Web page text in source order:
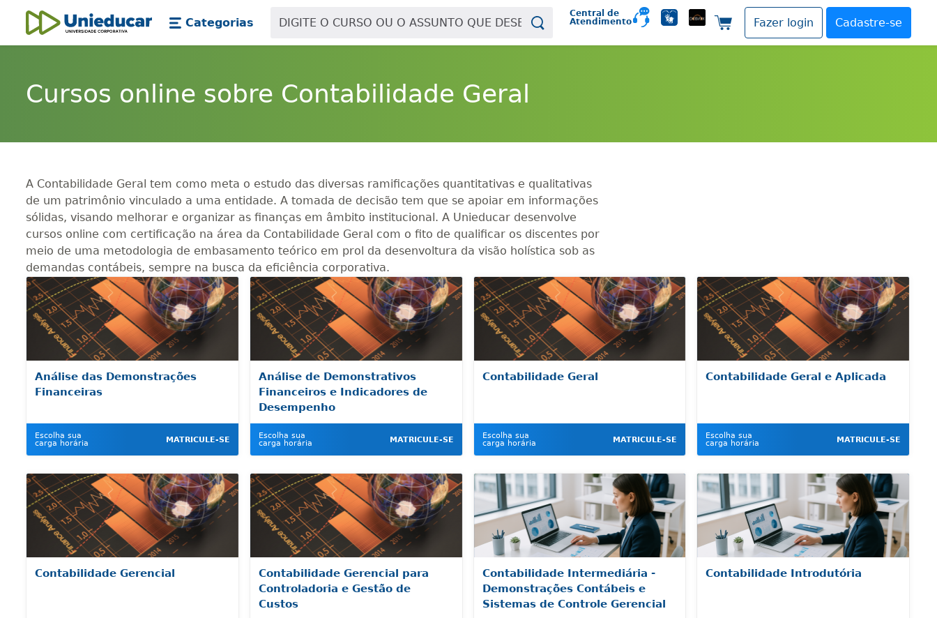
Skip main navigation
Skip to main content
Unieducar
Categorias
Central de
Atendimento
Carrinho de compras
Fazer login Cadastre-se
Cursos online sobre Contabilidade Geral
A Contabilidade Geral tem como meta o estudo das diversas ramificações quantitativas e qualitativas
de um patrimônio vinculado a uma entidade. A tomada de decisão tem que se apoiar em informações
sólidas, visando melhorar e organizar as finanças em âmbito institucional. A Unieducar desenvolve
cursos online com certificação na área da Contabilidade Geral com o fito de qualificar os discentes por
meio de uma metodologia de embasamento teórico em prol da desenvoltura da visão holística sob as
demandas contábeis, sempre na busca da eficiência corporativa.
Análise das Demonstrações
Financeiras
Escolha sua
carga horária
MATRICULE-SE
Análise de Demonstrativos
Financeiros e Indicadores de
Desempenho
Escolha sua
carga horária
MATRICULE-SE
Contabilidade Geral
Escolha sua
carga horária
MATRICULE-SE
Contabilidade Geral e Aplicada
Escolha sua
carga horária
MATRICULE-SE
Contabilidade Gerencial
Contabilidade Gerencial para
Controladoria e Gestão de
Custos
Contabilidade Intermediária -
Demonstrações Contábeis e
Sistemas de Controle Gerencial
Contabilidade Introdutória